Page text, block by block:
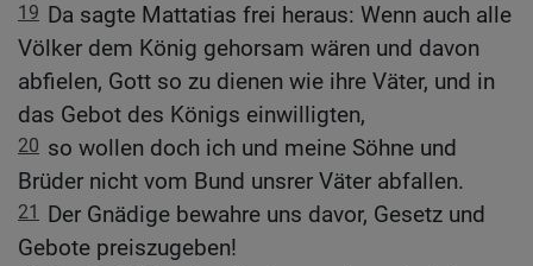
19 Da sagte Mattatias frei heraus: Wenn auch alle
Völker dem König gehorsam wären und davon
abfielen, Gott so zu dienen wie ihre Väter, und in
das Gebot des Königs einwilligten,
20 so wollen doch ich und meine Söhne und
Brüder nicht vom Bund unsrer Väter abfallen.
21
Der Gnädige bewahre uns davor, Gesetz und
Gebote preiszugeben!